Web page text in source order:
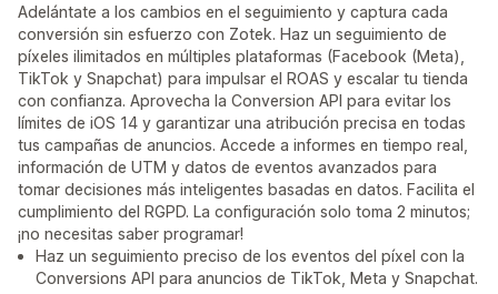
Adelántate a los cambios en el seguimiento y captura cada
conversión sin esfuerzo con Zotek. Haz un seguimiento de
píxeles ilimitados en múltiples plataformas (Facebook (Meta),
TikTok y Snapchat) para impulsar el ROAS y escalar tu tienda
con confianza. Aprovecha la Conversion API para evitar los
límites de iOS 14 y garantizar una atribución precisa en todas
tus campañas de anuncios. Accede a informes en tiempo real,
información de UTM y datos de eventos avanzados para
tomar decisiones más inteligentes basadas en datos. Facilita el
cumplimiento del RGPD. La configuración solo toma 2 minutos;
¡no necesitas saber programar!
Haz un seguimiento preciso de los eventos del píxel con la
Conversions API para anuncios de TikTok, Meta y Snapchat.